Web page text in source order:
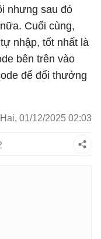
nhưng sau đó
Cuối cùng,
nhập, tốt nhất là
bên trên vào
để đổi thưởng
01/12/2025 02:03